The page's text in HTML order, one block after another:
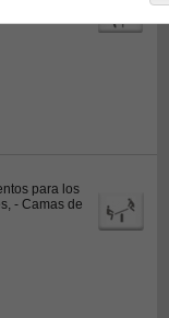
para los
- Camas de